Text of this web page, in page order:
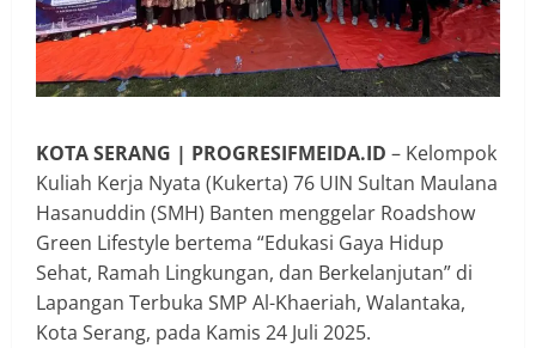
KOTASERANG | PROGRESIFMEIDA.ID – Kelompok
Kuliah Kerja Nyata (Kukerta) 76 UIN Sultan Maulana
Hasanuddin (SMH) Banten menggelar Roadshow
Green Lifestyle bertema “Edukasi Gaya Hidup
Sehat, Ramah Lingkungan, dan Berkelanjutan” di
Lapangan Terbuka SMP Al-Khaeriah, Walantaka,
Kota Serang, pada Kamis 24 Juli 2025.